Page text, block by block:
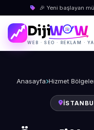
🎉 Yeni başlayan
DijiW W
WEB · SEO · REKLAM ·
Anasayfa Hizmet